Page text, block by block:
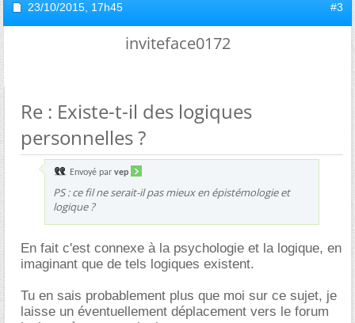
23/10/2015, 17h45 #3
inviteface0172
Re : Existe-t-il des logiques
personnelles ?
Envoyé par vep
PS : ce fil ne serait-il pas mieux en épistémologie et
logique ?
En fait c'est connexe à la psychologie et la logique, en
imaginant que de tels logiques existent.
Tu en sais probablement plus que moi sur ce sujet, je
laisse un éventuellement déplacement vers le forum